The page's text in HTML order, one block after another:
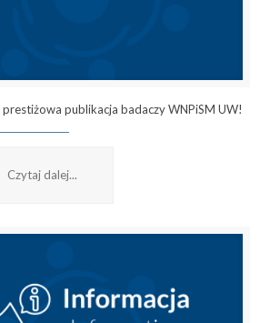
publikacja badaczy WNPiSM UW!
Czytaj dalej...